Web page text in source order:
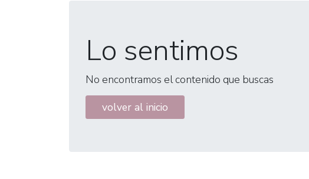
Lo sentimos
No encontramos el contenido que buscas
volver al inicio